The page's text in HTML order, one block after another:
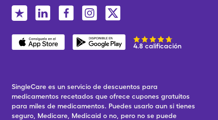
4.8 calificación
SingleCare es un servicio de descuentos para
medicamentos recetados que ofrece cupones gratuitos
para miles de medicamentos. Puedes usarlo aun si tienes
seguro, Medicare, Medicaid o no, pero no se puede